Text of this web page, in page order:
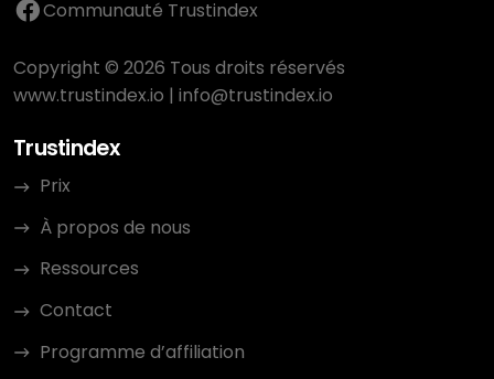
Communauté Trustindex
Copyright © 2026 Tous droits réservés
www.trustindex.io | info@trustindex.io
Trustindex
Prix
À propos de nous
Ressources
Contact
Programme d’affiliation